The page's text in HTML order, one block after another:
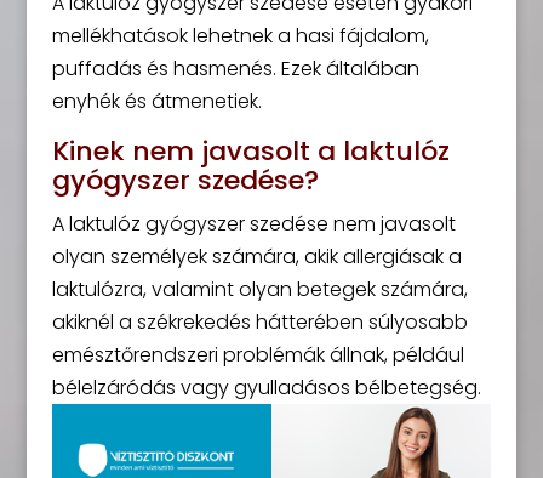
mellékhatások lehetnek a hasi fájdalom,
puffadás és hasmenés. Ezek általában
enyhék és átmenetiek.
Kinek nem javasolt a laktulóz
gyógyszer szedése?
A laktulóz gyógyszer szedése nem javasolt
olyan személyek számára, akik allergiásak a
laktulózra, valamint olyan betegek számára,
akiknél a székrekedés hátterében súlyosabb
emésztőrendszeri problémák állnak, például
bélelzáródás vagy gyulladásos bélbetegség.